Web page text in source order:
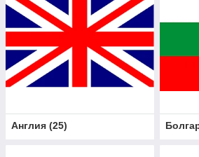
Англия (25)